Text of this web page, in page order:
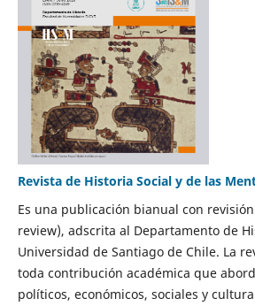
Revista de Historia Social y de las
Es una publicación bianual con
review), adscrita al Departamento de
Universidad de Santiago de Chile. La
toda contribución académica que
políticos, económicos, sociales y